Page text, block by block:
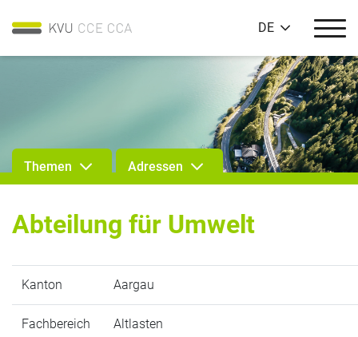
DE
Themen Adressen
Abteilung für Umwelt
Kanton Aargau
Fachbereich Altlasten